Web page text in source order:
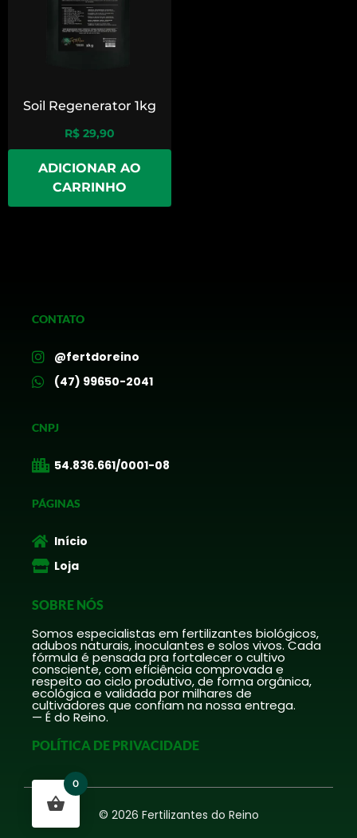
Soil Regenerator 1kg
R$ 29,90
ADICIONAR AO
CARRINHO
CONTATO
@fertdoreino
(47) 99650-2041
CNPJ
54.836.661/0001-08
PÁGINAS
Início
Loja
SOBRE NÓS
Somos especialistas em fertilizantes biológicos,
adubos naturais, inoculantes e solos vivos. Cada
fórmula é pensada pra fortalecer o cultivo
consciente, com eficiência comprovada e
respeito ao ciclo produtivo, de forma orgânica,
ecológica e validada por milhares de
cultivadores que confiam na nossa entrega.
— É do Reino.
POLÍTICA DE PRIVACIDADE
© 2026 Fertilizantes do Reino
0